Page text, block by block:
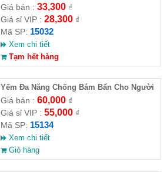
Giá bán : 33,300₫
Giá sỉ VIP : 28,300₫
Mã SP: 15032
Xem chi tiết
Tạm hết hàng
Yếm Đa Năng Chống Bám Bẩn Cho Người
Cao Tuổi
Giá bán : 60,000₫
Giá sỉ VIP : 55,000₫
Mã SP: 15134
Xem chi tiết
Giỏ hàng